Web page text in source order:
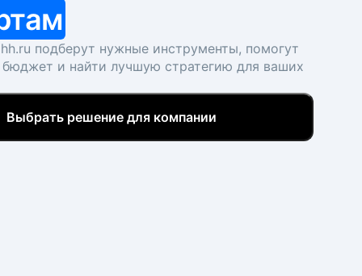
подберут нужные инструменты, помогут
бюджет и найти лучшую стратегию для ваших
Выбрать решение для компании